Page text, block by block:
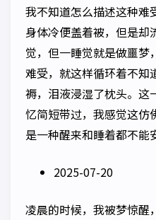
我不知道怎么描述这种难
身体冷便盖着被，但是却
觉，但一睡觉就是做噩梦
难受，就这样循环着不知
褥，泪液浸湿了枕头。这
忆简短带过，我感觉这仿
是一种醒来和睡着都不能
2025-07-20
凌晨的时候，我被梦惊醒